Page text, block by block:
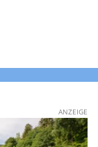
ANZEIGE